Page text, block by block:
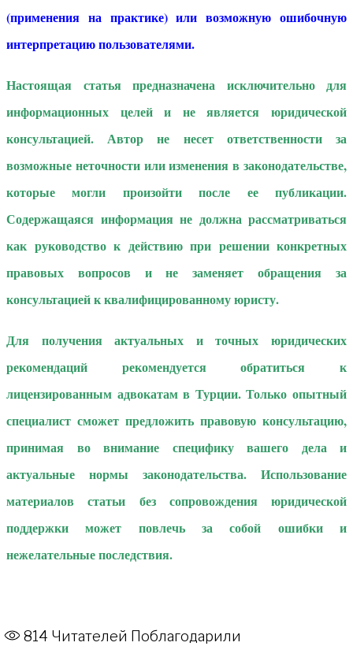
(применения на практике) или возможную ошибочную
интерпретацию пользователями.
Настоящая статья предназначена исключительно для
информационных целей и не является юридической
консультацией. Автор не несет ответственности за
возможные неточности или изменения в законодательстве,
которые могли произойти после ее публикации.
Содержащаяся информация не должна рассматриваться
как руководство к действию при решении конкретных
правовых вопросов и не заменяет обращения за
консультацией к квалифицированному юристу.
Для получения актуальных и точных юридических
рекомендаций рекомендуется обратиться к
лицензированным адвокатам в Турции. Только опытный
специалист сможет предложить правовую консультацию,
принимая во внимание специфику вашего дела и
актуальные нормы законодательства. Использование
материалов статьи без сопровождения юридической
поддержки может повлечь за собой ошибки и
нежелательные последствия.
814 Читателей Поблагодарили